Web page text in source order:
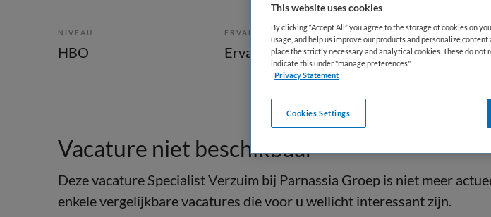
NIVEAU
HBO
ERVARING
Ervaren
DIENSTVERBAND
Parttime
Vacature niet beschikbaar
Deze vacature Specialist Verzuim bij Parnassia Groep is niet meer
enkele vergelijkbare vacatures die voor u wellicht interessant zijn.
This website uses cookies
By clicking “Accept All” you agree to the storage of cookies on
usage, and help us improve our products and personalize
place the strictly necessary and analytical cookies. These do not
indicate this under "manage preferences"
Privacy Statement
Cookies Settings